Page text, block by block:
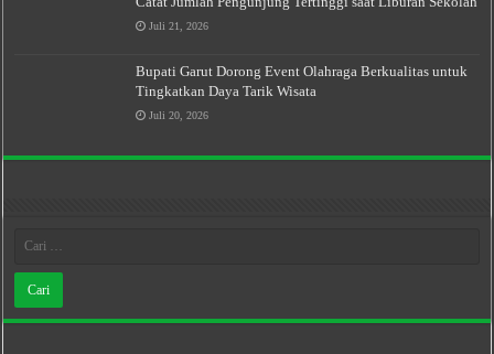
Juli 21, 2026
Bupati Garut Dorong Event Olahraga Berkualitas untuk
Tingkatkan Daya Tarik Wisata
Juli 20, 2026